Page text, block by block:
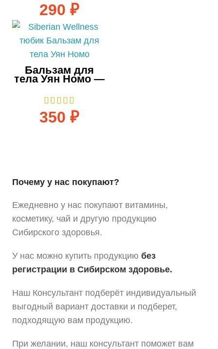
290 ₽
Бальзам для
тела Уян Номо —
350 ₽
Почему у нас покупают?
Ежедневно у нас покупают витамины,
косметику, чай и другую продукцию
Сибирского здоровья.
У нас можно купить продукцию без
регистрации в Сибирском здоровье.
Наш Консультант подберёт индивидуальный
выгодный вариант доставки и подберет,
подходящую вам продукцию.
При желании, наш консультант поможет вам